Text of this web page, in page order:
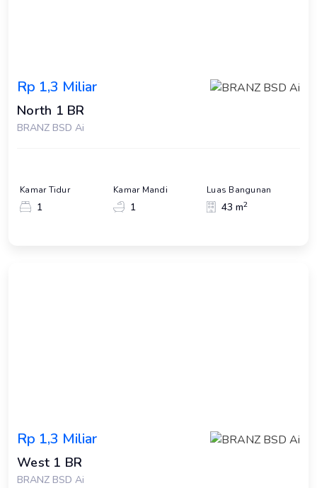
Rp 1,3 Miliar
North 1 BR
BRANZ BSD Ai
Kamar Tidur
1
Kamar Mandi
1
Luas Bangunan
43 m2
Rp 1,3 Miliar
West 1 BR
BRANZ BSD Ai